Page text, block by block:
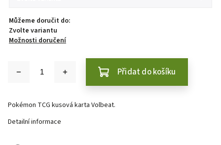
Můžeme doručit do:
Zvolte variantu
Možnosti doručení
Přidat do košíku
Pokémon TCG kusová karta Volbeat.
Detailní informace